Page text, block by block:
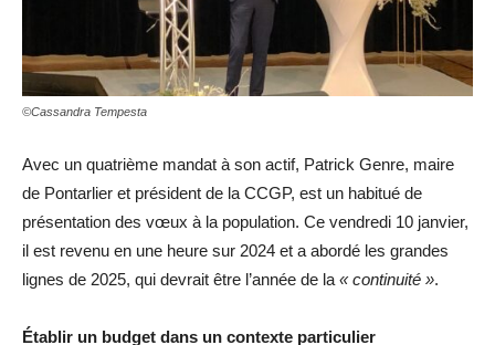
©Cassandra Tempesta
Avec un quatrième mandat à son actif, Patrick Genre, maire
de Pontarlier et président de la CCGP, est un habitué de
présentation des vœux à la population. Ce vendredi 10 janvier,
il est revenu en une heure sur 2024 et a abordé les grandes
lignes de 2025, qui devrait être l’année de la « continuité ».
Établir un budget dans un contexte particulier